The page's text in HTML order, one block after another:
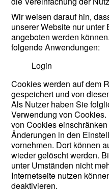
Wir weisen darauf hin,
unserer Website nur unter
angeboten werden
folgende Anwendungen:
Login
Cookies werden auf dem
gespeichert und von
Als Nutzer haben Sie
Verwendung von
von Cookies
Änderungen in den
vornehmen. Dort können
wieder gelöscht werden.
unter Umständen nicht
Internetseite nutzen
deaktivieren.